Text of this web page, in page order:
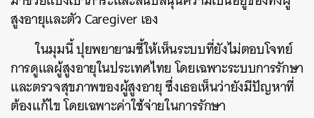
สูงอายุและตัว Caregiver เอง
ในมุมนี้ ปุยพยายามชี้ให้เห็นระบบที่ยังไม่ตอบโจทย์
การดูแลผู้สูงอายุในประเทศไทย โดยเฉพาะระบบการรักษา
และตรวจสุขภาพของผู้สูงอายุ ซึ่งเธอเห็นว่ายังมีปัญหาที่
ต้องแก้ไข โดยเฉพาะค่าใช้จ่ายในการรักษา